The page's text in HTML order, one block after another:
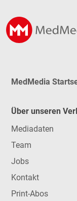
MedMedia
Über unseren
Mediadaten
Team
Jobs
Kontakt
Print-Abos